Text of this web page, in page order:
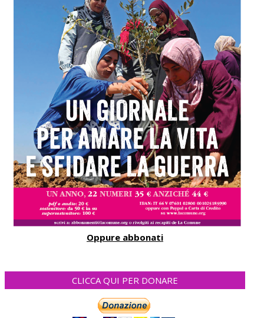
Oppure abbonati
CLICCA QUI PER DONARE